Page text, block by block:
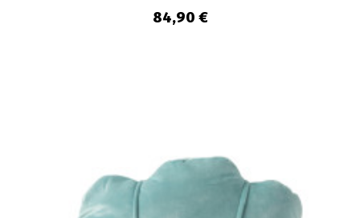
84,90 €